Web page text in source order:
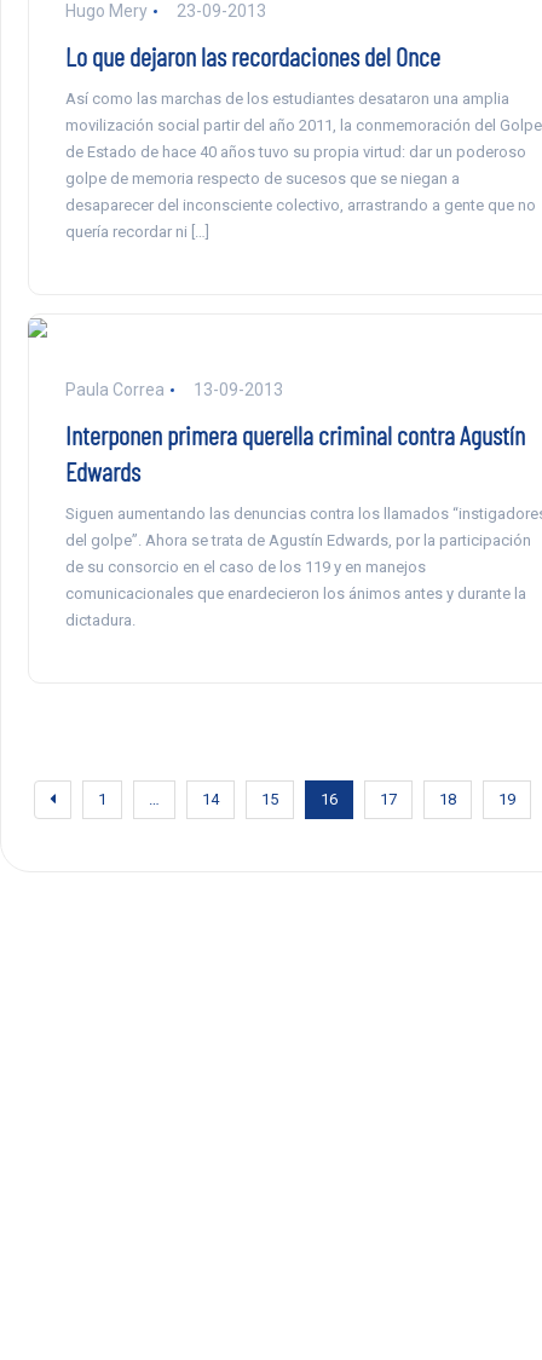
Hugo Mery 23-09-2013
Lo que dejaron las recordaciones del Once
Así como las marchas de los estudiantes desataron una amplia
movilización social partir del año 2011, la conmemoración del Golpe
de Estado de hace 40 años tuvo su propia virtud: dar un poderoso
golpe de memoria respecto de sucesos que se niegan a
desaparecer del inconsciente colectivo, arrastrando a gente que no
quería recordar ni […]
Paula Correa 13-09-2013
Interponen primera querella criminal contra Agustín
Edwards
Siguen aumentando las denuncias contra los llamados
del golpe”. Ahora se trata de Agustín Edwards, por la participación
de su consorcio en el caso de los 119 y en manejos
comunicacionales que enardecieron los ánimos antes y durante la
dictadura.
1 … 14 15 16 17 18 19